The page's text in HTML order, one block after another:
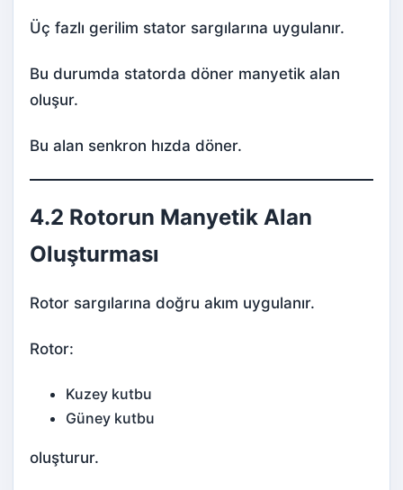
Üç fazlı gerilim stator sargılarına uygulanır.
Bu durumda statorda döner manyetik alan
oluşur.
Bu alan senkron hızda döner.
4.2 Rotorun Manyetik Alan
Oluşturması
Rotor sargılarına doğru akım uygulanır.
Rotor:
Kuzey kutbu
Güney kutbu
oluşturur.